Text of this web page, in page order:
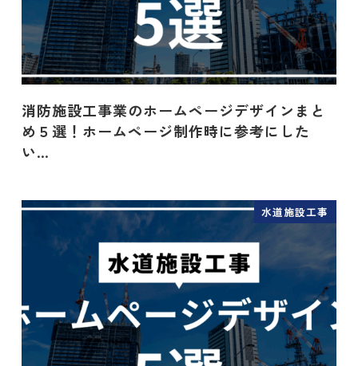
消防施設工事業のホームページデザインまと
め５選！ホームページ制作時に参考にした
い…
水道施設工事